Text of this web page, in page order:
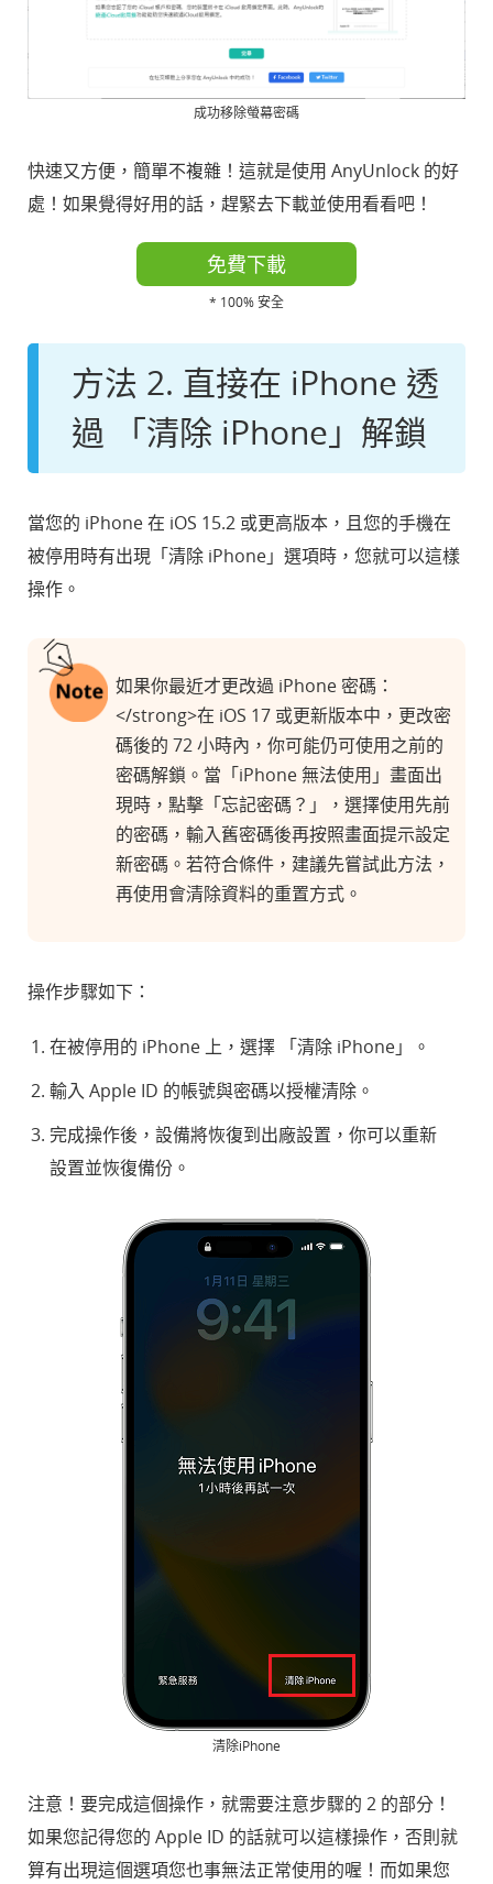
成功移除螢幕密碼
快速又方便，簡單不複雜！這就是使用 AnyUnlock 的好
處！如果覺得好用的話，趕緊去下載並使用看看吧！
免費下載
* 100% 安全
方法 2. 直接在 iPhone 透
過 「清除 iPhone」解鎖
當您的 iPhone 在 iOS 15.2 或更高版本，且您的手機在
被停用時有出現「清除 iPhone」選項時，您就可以這樣
操作。
如果你最近才更改過 iPhone 密碼：
</strong>在 iOS 17 或更新版本中，更改密
碼後的 72 小時內，你可能仍可使用之前的
密碼解鎖。當「iPhone 無法使用」畫面出
現時，點擊「忘記密碼？」，選擇使用先前
的密碼，輸入舊密碼後再按照畫面提示設定
新密碼。若符合條件，建議先嘗試此方法，
再使用會清除資料的重置方式。
操作步驟如下：
在被停用的 iPhone 上，選擇 「清除 iPhone」。
輸入 Apple ID 的帳號與密碼以授權清除。
完成操作後，設備將恢復到出廠設置，你可以重新
設置並恢復備份。
清除iPhone
注意！要完成這個操作，就需要注意步驟的 2 的部分！
如果您記得您的 Apple ID 的話就可以這樣操作，否則就
算有出現這個選項您也事無法正常使用的喔！而如果您